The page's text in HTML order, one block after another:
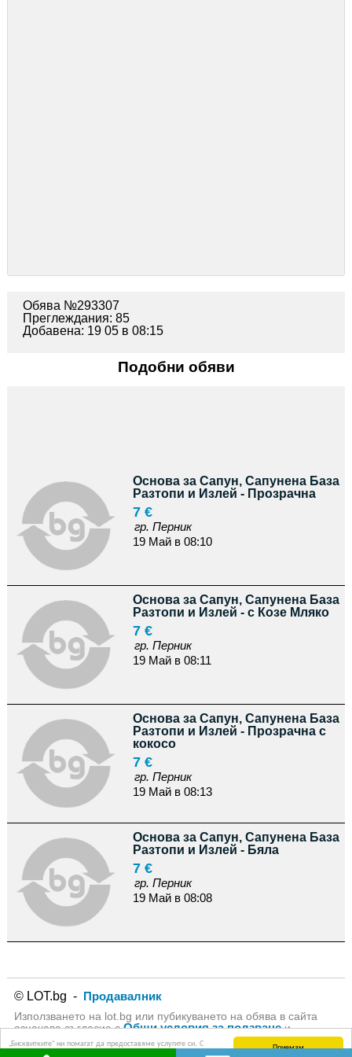
Приемам
„Бисквитките“ ни помагат да предоставяме услугите си. С
използването на услугите ни приемате, че можем да
Обява №293307
Преглеждания: 85
Добавена: 19 05 в 08:15
Подобни обяви
Основа за Сапун, Сапунена База
Разтопи и Излей - Прозрачна
7 €
гр. Перник
19 Май в 08:10
Основа за Сапун, Сапунена База
Разтопи и Излей - с Козе Мляко
7 €
гр. Перник
19 Май в 08:11
Основа за Сапун, Сапунена База
Разтопи и Излей - Прозрачна с
кокосо
7 €
гр. Перник
19 Май в 08:13
Основа за Сапун, Сапунена База
Разтопи и Излей - Бяла
7 €
гр. Перник
19 Май в 08:08
© LOT.bg - Продавалник
Използването на lot.bg или пубикуването на обява в сайта
означава съгласие сОбщи условия за ползванеи
Политика за личните даннина lot.bg